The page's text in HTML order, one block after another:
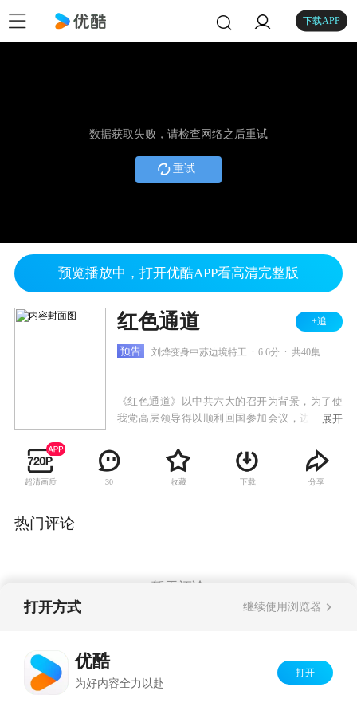
下载APP
数据获取失败，请检查网络之后重试
重试
预览播放中，打开优酷APP看高清完整版
红色通道 +追
预告 刘烨变身中苏边境特工 6.6分 共40集
《红色通道》以中共六大的召开为背景，为了使
我党高层领导得以顺利回国参加会议，边境地下
一条红色通道，从而保证了会议的正常召开。剧
中刘烨饰演了一位共产党的超级特工，为了帮助
共产党高层领导顺利回国，他带领地下党员们与
展开
超清画质 30 收藏 下载 分享
热门评论
暂无评论
打开方式 继续使用浏览器
优酷
为好内容全力以赴
打开